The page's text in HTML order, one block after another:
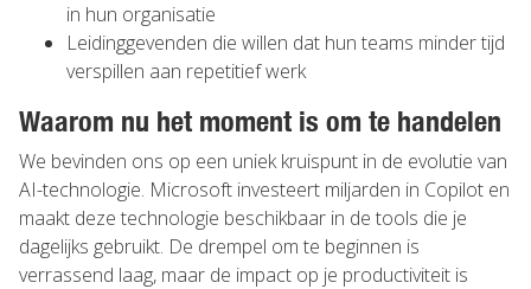
in hun organisatie
Leidinggevenden die willen dat hun teams minder tijd
verspillen aan repetitief werk
Waarom nu het moment is om te handelen
We bevinden ons op een uniek kruispunt in de evolutie van
AI-technologie. Microsoft investeert miljarden in Copilot en
maakt deze technologie beschikbaar in de tools die je
dagelijks gebruikt. De drempel om te beginnen is
verrassend laag, maar de impact op je productiviteit is